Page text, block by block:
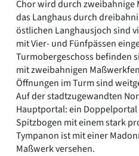
Chor wird durch
das Langhaus durch
östlichen Langhausjoch sind
mit Vier- und Fünfpässen
Turmobergeschoss befinden
mit zweibahnigen
Öffnungen im Turm sind
Auf der stadtzugewandten
Hauptportal: ein
Spitzbogen mit einem stark
Tympanon ist mit einer
Maßwerk versehen.